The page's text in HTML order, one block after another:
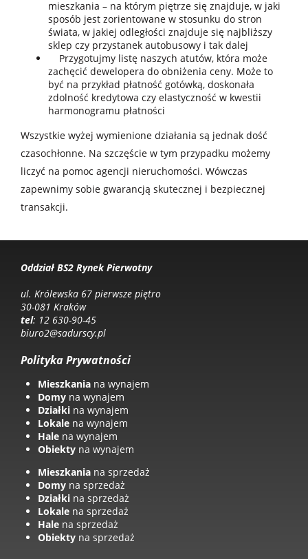
mieszkania – na którym piętrze się znajduje, w jaki
sposób jest zorientowane w stosunku do stron
świata, w jakiej odległości znajduje się najbliższy
sklep czy przystanek autobusowy i tak dalej
Przygotujmy listę naszych atutów, która może
zachęcić dewelopera do obniżenia ceny. Może to
być na przykład płatność gotówką, doskonała
zdolność kredytowa czy elastyczność w kwestii
harmonogramu płatności
Wszystkie wyżej wymienione działania są jednak dość
czasochłonne. Na szczęście w tym przypadku możemy
liczyć na pomoc agencji nieruchomości. Wówczas
zapewnimy sobie gwarancją skutecznej i bezpiecznej
transakcji.
Oddział BS2 Rynek Pierwotny
ul. Królewska 67 pierwsze piętro
30-081 Kraków
tel: 12 630-90-45
biuro2@sadurscy.pl
Polityka Prywatności
Mieszkania na wynajem
Domy na wynajem
Działki na wynajem
Lokale na wynajem
Hale na wynajem
Obiekty na wynajem
Mieszkania na sprzedaż
Domy na sprzedaż
Działki na sprzedaż
Lokale na sprzedaż
Hale na sprzedaż
Obiekty na sprzedaż